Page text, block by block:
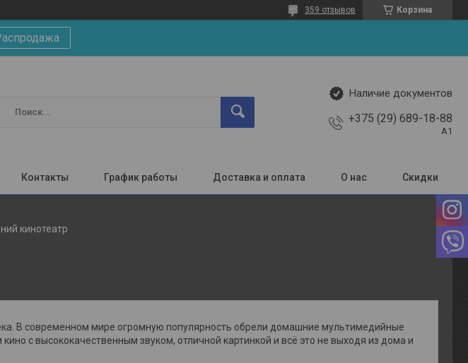
Корзина
359 отзывов
Наличие документов
+375 (29) 689-18-88
A1
Контакты График работы Доставка и оплата О нас Скидки
кинотеатр
В современном мире огромную популярность обрели домашние мультимедийные
с высококачественным звуком, отличной картинкой и всё это не выходя из дома и